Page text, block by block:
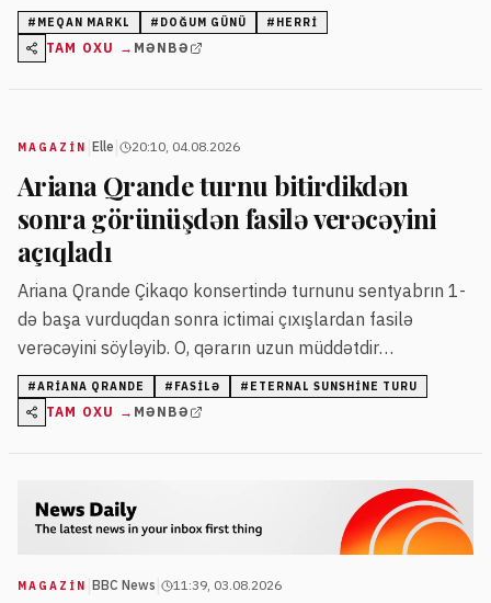
tətilindən qayıdıb.
# MEQAN MARKL # DOĞUM GÜNÜ # HERRI
TAM OXU → MƏNBƏ
MAGAZİN Elle 20:10, 04.08.2026
Ariana Qrande turnu bitirdikdən
sonra görünüşdən fasilə verəcəyini
açıqladı
Ariana Qrande Çikaqo konsertində turnunu sentyabrın 1-
də başa vurduqdan sonra ictimai çıxışlardan fasilə
verəcəyini söyləyib. O, qərarın uzun müddətdir
planlaşdırıldığını və impulsiv olmadığını vurğulayıb.
#ARIANA QRANDE # FASILƏ # ETERNAL SUNSHINE TURU
TAM OXU → MƏNBƏ
MAGAZİN BBC News 11:39, 03.08.2026